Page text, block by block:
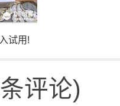
试用!
条评论)